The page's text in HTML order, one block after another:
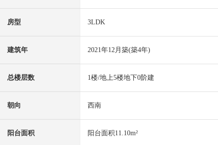
房型 3LDK
建筑年 2021年12月築(築4年)
总楼层数 1楼/地上5楼地下0阶建
朝向 西南
阳台面积 阳台面积11.10m²